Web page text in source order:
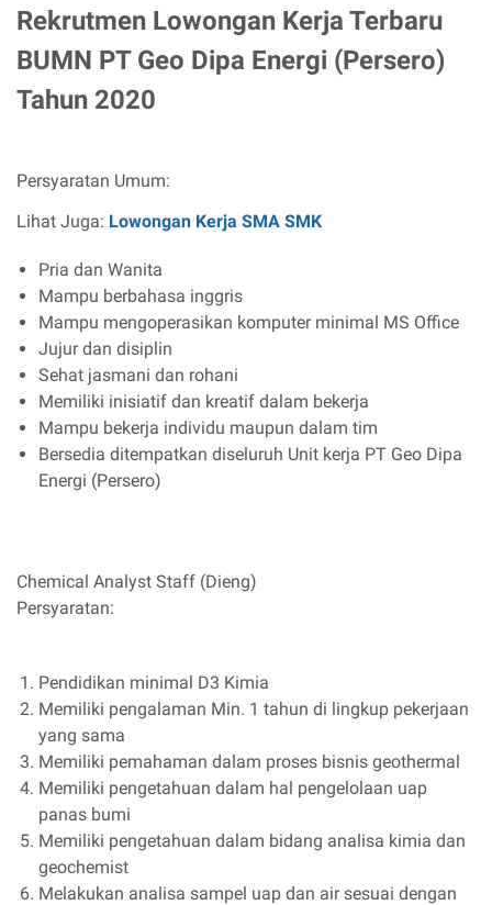
Rekrutmen Lowongan Kerja Terbaru
BUMN PT Geo Dipa Energi (Persero)
Tahun 2020
Persyaratan Umum:
Lihat Juga: Lowongan Kerja SMA SMK
Pria dan Wanita
Mampu berbahasa inggris
Mampu mengoperasikan komputer minimal MS Office
Jujur dan disiplin
Sehat jasmani dan rohani
Memiliki inisiatif dan kreatif dalam bekerja
Mampu bekerja individu maupun dalam tim
Bersedia ditempatkan diseluruh Unit kerja PT Geo Dipa
Energi (Persero)
Chemical Analyst Staff (Dieng)
Persyaratan:
Pendidikan minimal D3 Kimia
Memiliki pengalaman Min. 1 tahun di lingkup pekerjaan
yang sama
Memiliki pemahaman dalam proses bisnis geothermal
Memiliki pengetahuan dalam hal pengelolaan uap
panas bumi
Memiliki pengetahuan dalam bidang analisa kimia dan
geochemist
Melakukan analisa sampel uap dan air sesuai dengan